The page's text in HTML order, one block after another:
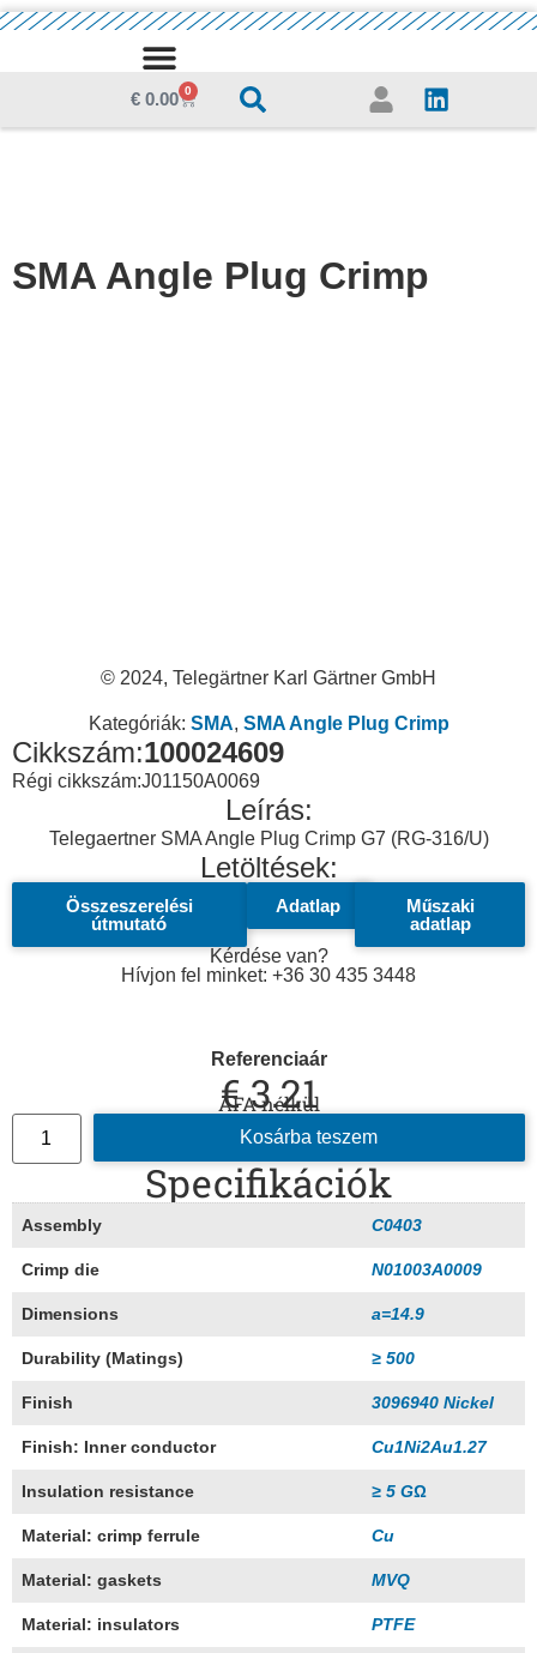
€ 0.00 0
SMA Angle Plug Crimp
© 2024, Telegärtner Karl Gärtner GmbH
Kategóriák: SMA, SMA Angle Plug Crimp
Cikkszám:100024609
Régi cikkszám:J01150A0069
Leírás:
Telegaertner SMA Angle Plug Crimp G7 (RG-316/U)
Letöltések:
Összeszerelési
útmutató
Adatlap
Műszaki
adatlap
Kérdése van?
Hívjon fel minket: +36 30 435 3448
Referenciaár
€3.21
ÁFA nélkül
Kosárba teszem
Specifikációk
Assembly C0403
Crimp die N01003A0009
Dimensions a=14.9
Durability (Matings) ≥ 500
Finish 3096940 Nickel
Finish: Inner conductor Cu1Ni2Au1.27
Insulation resistance ≥ 5 GΩ
Material: crimp ferrule Cu
Material: gaskets MVQ
Material: insulators PTFE